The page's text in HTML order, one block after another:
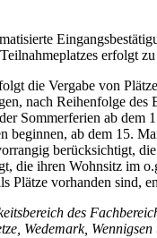
erfolgt
die Vergabe von
nach Reihenfolge des
Sommerferien ab dem
beginnen, ab dem 15.
berücksichtigt,
die ihren Wohnsitz im
Plätze vorhanden sind,
des
Wedemark,